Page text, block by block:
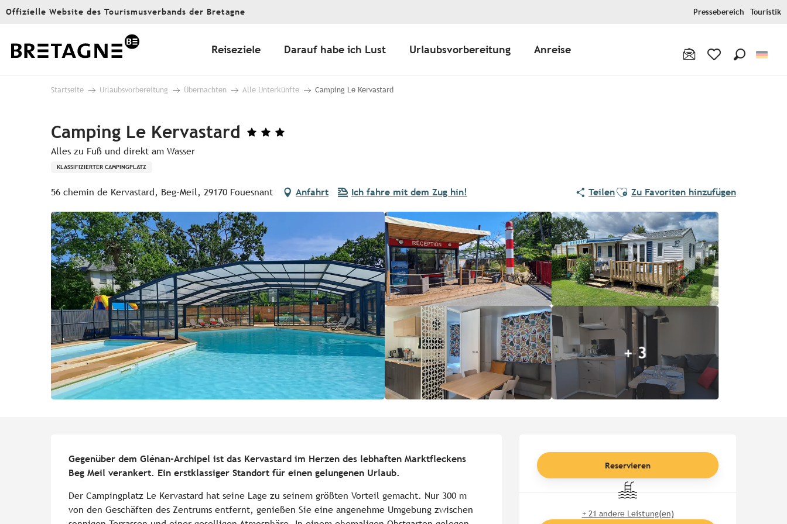
Aller
principal
Offizielle Website des Tourismusverbands der Bretagne Pressebereich Touristik
Reiseziele Darauf habe ich Lust Urlaubsvorbereitung Anreise
Startseite Urlaubsvorbereitung Übernachten Alle Unterkünfte Camping Le Kervastard
Camping Le Kervastard
Alles zu Fuß und direkt am Wasser
KLASSIFIZIERTER CAMPINGPLATZ
56 chemin de Kervastard, Beg-Meil, 29170 Fouesnant Anfahrt Ich fahre mit dem Zug hin! TeilenAjouter aux favoris
Zu Favoriten hinzufügen
+ 3
Öffnungszeiten &
Reservieren
Schwimmbad
+ 21 andere Leistung(en)
Gegenüber dem Glénan-Archipel ist das Kervastard im Herzen des lebhaften Marktfleckens
Beg Meil verankert. Ein erstklassiger Standort für einen gelungenen Urlaub.
Der Campingplatz Le Kervastard hat seine Lage zu seinem größten Vorteil gemacht. Nur 300 m
von den Geschäften des Zentrums entfernt, genießen Sie eine angenehme Umgebung zwischen